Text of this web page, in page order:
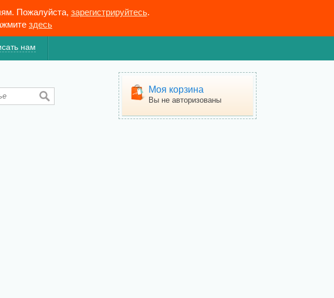
Пожалуйста, зарегистрируйтесь.
здесь
нам
Моя корзина
Вы не авторизованы